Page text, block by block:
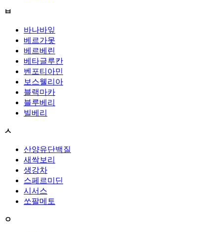
ㅂ
바나바잎
베르가못
베르베린
베타글루칸
벤포티아민
보스웰리아
블랙마카
블루베리
빌베리
ㅅ
산양유단백질
새싹보리
생강차
스페르미딘
시서스
쏘팔메토
ㅇ